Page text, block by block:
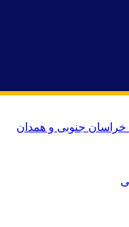
خراسان جنوبی و همدان